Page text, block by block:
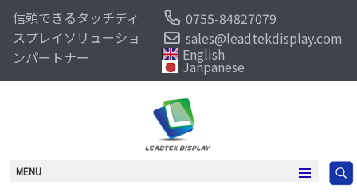
信頼できるタッチディ
スプレイソリューショ
ンパートナー
0755-84827079
sales@leadtekdisplay.com
English
Janpanese
MENU